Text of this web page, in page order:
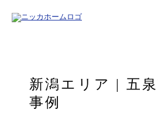
新潟エリア | 五
事例